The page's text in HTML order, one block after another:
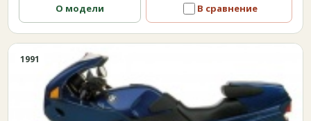
О модели В сравнение
1991